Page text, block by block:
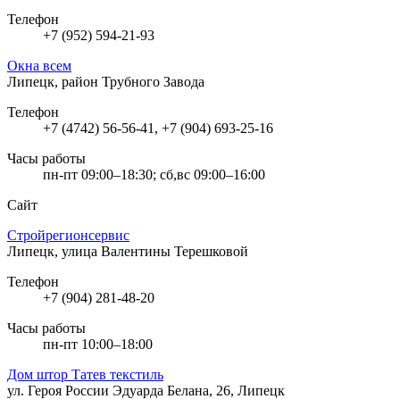
Телефон
+7 (952) 594-21-93
Окна всем
Липецк, район Трубного Завода
Телефон
+7 (4742) 56-56-41, +7 (904) 693-25-16
Часы работы
пн-пт 09:00–18:30; сб,вс 09:00–16:00
Сайт
Стройрегионсервис
Липецк, улица Валентины Терешковой
Телефон
+7 (904) 281-48-20
Часы работы
пн-пт 10:00–18:00
Дом штор Татев текстиль
ул. Героя России Эдуарда Белана, 26, Липецк